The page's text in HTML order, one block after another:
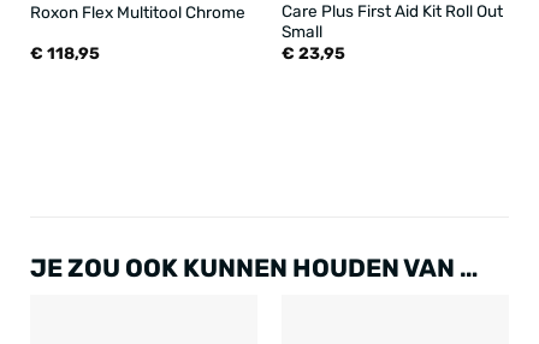
Roxon Flex Multitool Chrome
€ 118,95
Care Plus First Aid Kit Roll Out
Small
€ 23,95
JE ZOU OOK KUNNEN HOUDEN VAN …